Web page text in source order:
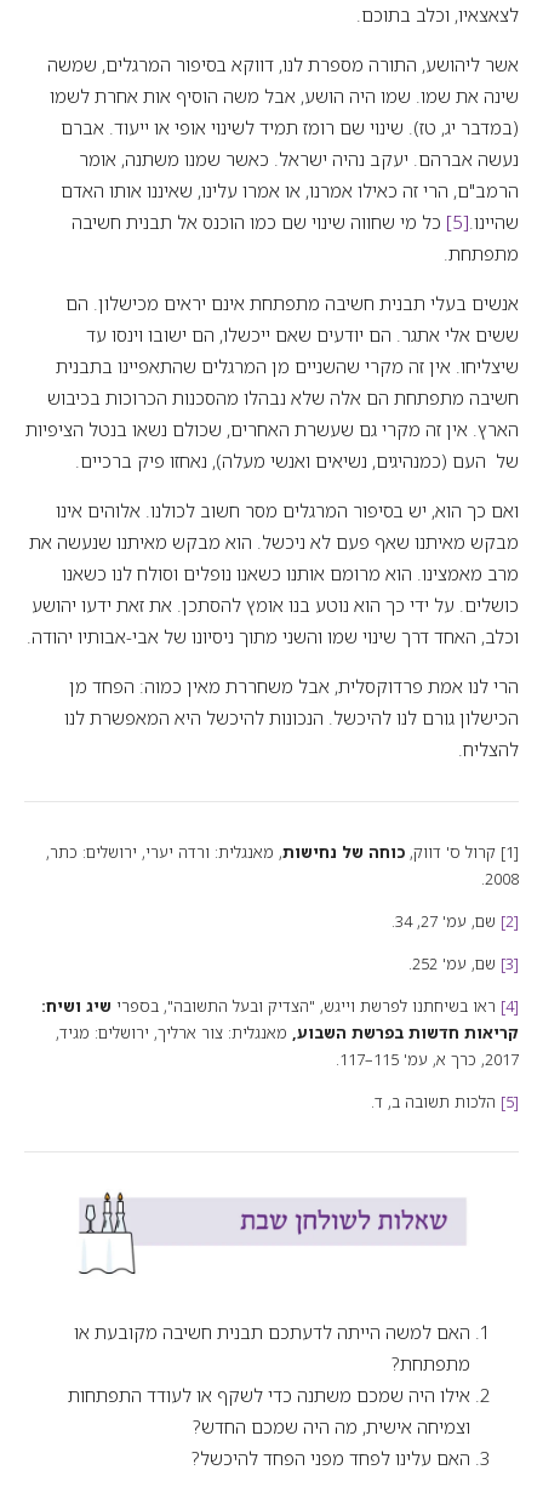
לצאצאיו, וכלב בתוכם.
אשר ליהושע, התורה מספרת לנו, דווקא בסיפור המרגלים, שמשה
שינה את שמו. שמו היה הושע, אבל משה הוסיף אות אחרת לשמו
(במדבר יג, טז). שינוי שם רומז תמיד לשינוי אופי או ייעוד. אברם
נעשה אברהם. יעקב נהיה ישראל. כאשר שמנו משתנה, אומר
הרמב"ם, הרי זה כאילו אמרנו, או אמרו עלינו, שאיננו אותו האדם
שהיינו. [5]
כל מי שחווה שינוי שם כמו הוכנס אל תבנית חשיבה
מתפתחת.
אנשים בעלי תבנית חשיבה מתפתחת אינם יראים מכישלון. הם
ששים אלי אתגר. הם יודעים שאם ייכשלו, הם ישובו וינסו עד
שיצליחו. אין זה מקרי שהשניים מן המרגלים שהתאפיינו בתבנית
חשיבה מתפתחת הם אלה שלא נבהלו מהסכנות הכרוכות בכיבוש
הארץ. אין זה מקרי גם שעשרת האחרים, שכולם נשאו בנטל הציפיות
של העם (כמנהיגים, נשיאים ואנשי מעלה), נאחזו פיק ברכיים.
ואם כך הוא, יש בסיפור המרגלים מסר חשוב לכולנו. אלוהים אינו
מבקש מאיתנו שאף פעם לא ניכשל. הוא מבקש מאיתנו שנעשה את
מרב מאמצינו. הוא מרומם אותנו כשאנו נופלים וסולח לנו כשאנו
כושלים. על ידי כך הוא נוטע בנו אומץ להסתכן. את זאת ידעו יהושע
וכלב, האחד דרך שינוי שמו והשני מתוך ניסיונו של אבי-אבותיו יהודה.
הרי לנו אמת פרדוקסלית, אבל משחררת מאין כמוה: הפחד מן
הכישלון גורם לנו להיכשל. הנכונות להיכשל היא המאפשרת לנו
להצליח.
[1] קרול ס' דווק, כוחה של נחישות, מאנגלית: ורדה יערי, ירושלים: כתר,
2008.
[2]
שם, עמ' 27, 34.
[3]
שם, עמ' 252.
[4]
ראו בשיחתנו לפרשת וייגש, "הצדיק ובעל התשובה", בספרי שיג ושיח:
קריאות חדשות בפרשת השבוע, מאנגלית: צור ארליך, ירושלים: מגיד,
2017, כרך א, עמ' 115–117.
[5]
הלכות תשובה ב, ד.
האם למשה הייתה לדעתכם תבנית חשיבה מקובעת או
מתפתחת?
אילו היה שמכם משתנה כדי לשקף או לעודד התפתחות
וצמיחה אישית, מה היה שמכם החדש?
האם עלינו לפחד מפני הפחד להיכשל?